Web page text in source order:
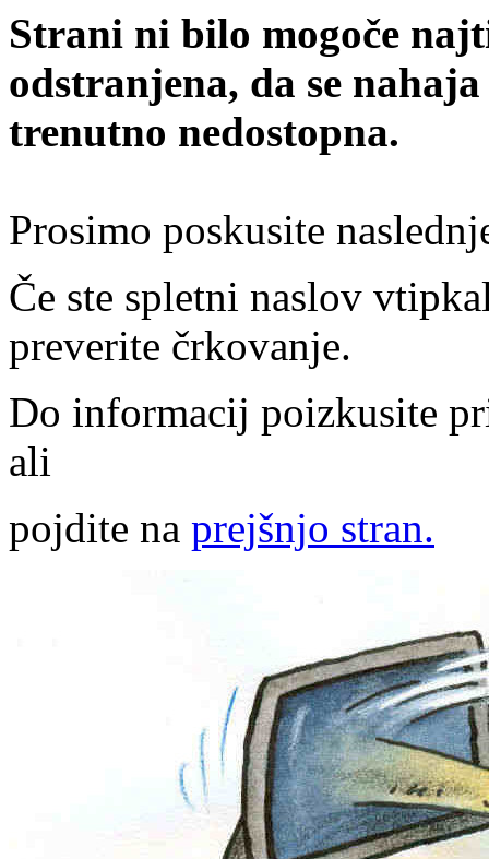
Strani ni bilo mogoče
odstranjena, da se
trenutno nedostopna.
Prosimo poskusite
Če ste spletni naslov
preverite črkovanje.
Do informacij poizkusite
ali
pojdite na prejšnjo stran.